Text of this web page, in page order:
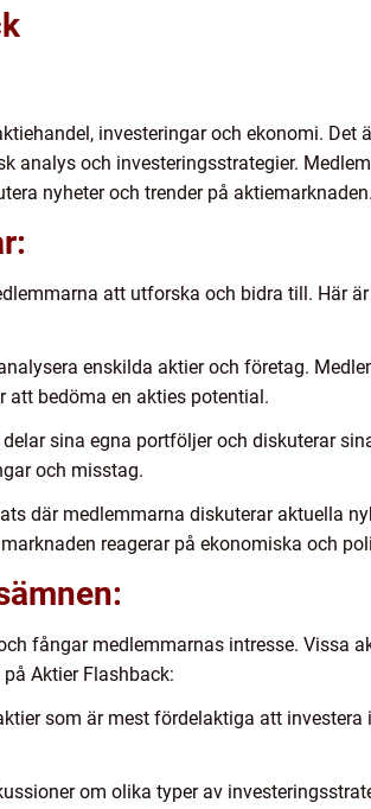
investeringar och ekonomi. Det
analys och investeringsstrategier.
nyheter och trender på aktiemarknaden.
att utforska och bidra till. Här
enskilda aktier och företag.
att bedöma en akties potential.
sina egna portföljer och diskuterar
och misstag.
där medlemmarna diskuterar aktuella
reagerar på ekonomiska och
fångar medlemmarnas intresse. Vissa
Aktier Flashback:
som är mest fördelaktiga att
om olika typer av